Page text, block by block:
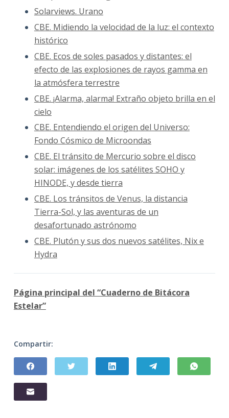
Solarviews. Urano
CBE. Midiendo la velocidad de la luz: el contexto
histórico
CBE. Ecos de soles pasados y distantes: el
efecto de las explosiones de rayos gamma en
la atmósfera terrestre
CBE. ¡Alarma, alarma! Extraño objeto brilla en el
cielo
CBE. Entendiendo el origen del Universo:
Fondo Cósmico de Microondas
CBE. El tránsito de Mercurio sobre el disco
solar: imágenes de los satélites SOHO y
HINODE, y desde tierra
CBE. Los tránsitos de Venus, la distancia
Tierra-Sol, y las aventuras de un
desafortunado astrónomo
CBE. Plutón y sus dos nuevos satélites, Nix e
Hydra
Página principal del “Cuaderno de Bitácora
Estelar”
Compartir: